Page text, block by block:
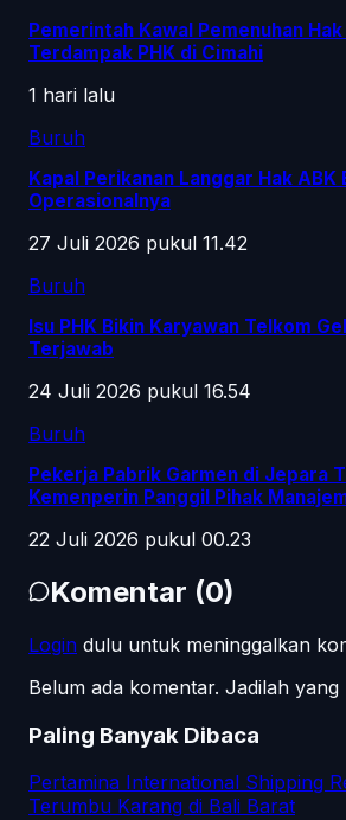
Pemerintah Kawal Pemenuhan
Terdampak PHK di Cimahi
1 hari lalu
Buruh
Kapal Perikanan Langgar Hak ABK
Operasionalnya
27 Juli 2026 pukul 11.42
Buruh
Isu PHK Bikin Karyawan Telkom
Terjawab
24 Juli 2026 pukul 16.54
Buruh
Pekerja Pabrik Garmen di Jepara
Kemenperin Panggil Pihak
22 Juli 2026 pukul 00.23
Komentar (0)
Login dulu untuk meninggalkan
Belum ada komentar. Jadilah yang
Paling Banyak Dibaca
Pertamina International Shipping
Terumbu Karang di Bali Barat